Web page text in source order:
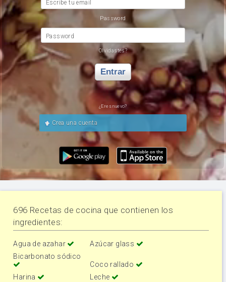
Escribe tu email
Password
Password
Olvidastes?
Entrar
¿Eres nuevo?
Crea una cuenta
696 Recetas de cocina que contienen los
ingredientes:
Agua de azahar
Azúcar glass
Bicarbonato sódico
Coco rallado
Harina
Leche